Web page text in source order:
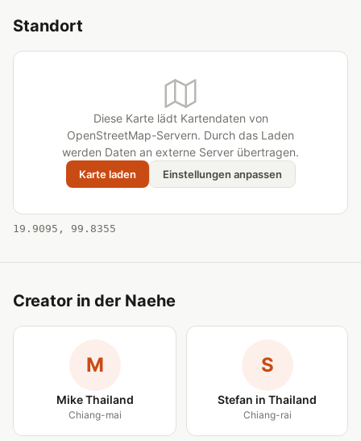
Standort
Diese Karte lädt Kartendaten von
OpenStreetMap-Servern. Durch das Laden
werden Daten an externe Server übertragen.
Karte laden Einstellungen anpassen
19.9095, 99.8355
Creator in der Naehe
M
Mike Thailand
Chiang-mai
S
Stefan in Thailand
Chiang-rai